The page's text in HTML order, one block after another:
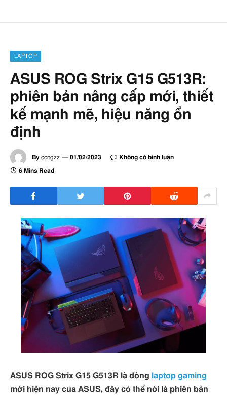
LAPTOP
ASUS ROG Strix G15 G513R:
phiên bản nâng cấp mới, thiết
kế mạnh mẽ, hiệu năng ổn
định
By congzz 01/02/2023 Không có bình luận
6 Mins Read
ASUS ROG Strix G15 G513R là dòng laptop gaming
mới hiện nay của ASUS, đây có thể nói là phiên bản